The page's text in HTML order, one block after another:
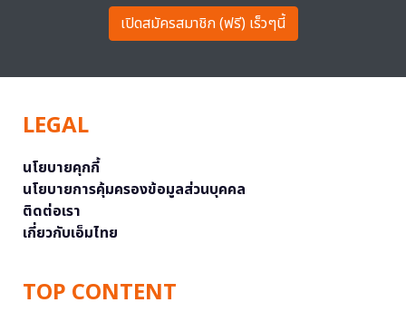
เปิดสมัครสมาชิก (ฟรี) เร็วๆนี้
LEGAL
นโยบายคุกกี้
นโยบายการคุ้มครองข้อมูลส่วนบุคคล
ติดต่อเรา
เกี่ยวกับเอ็มไทย
TOP CONTENT